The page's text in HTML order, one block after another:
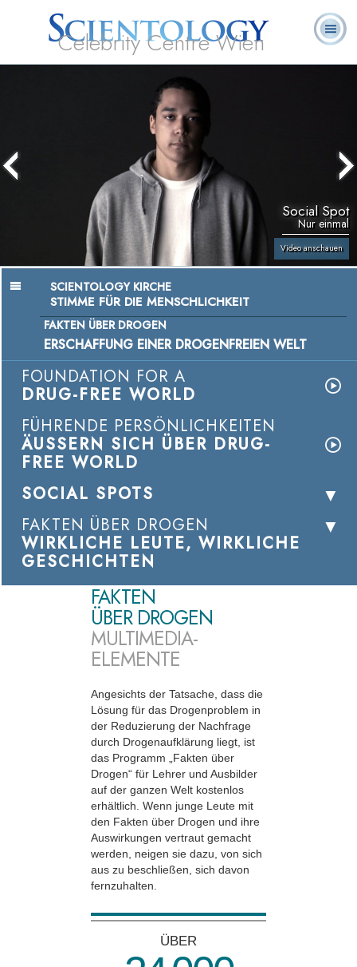
Celebrity Centre Wien
Geistliche
Social Spot
Nur einmal
Video anschauen
SCIENTOLOGY KIRCHE
STIMME FÜR DIE MENSCHLICHKEIT
FAKTEN ÜBER DROGEN
ERSCHAFFUNG EINER DROGENFREIEN WELT
FOUNDATION FOR A
DRUG-FREE WORLD
FÜHRENDE PERSÖNLICHKEITEN
ÄUSSERN SICH ÜBER DRUG-
FREE WORLD
SOCIAL SPOTS
FAKTEN ÜBER DROGEN
WIRKLICHE LEUTE, WIRKLICHE
GESCHICHTEN
FAKTEN
ÜBER DROGEN
MULTIMEDIA-
ELEMENTE
Angesichts der Tatsache, dass die
Lösung für das Drogenproblem in
der Reduzierung der Nachfrage
durch Drogenaufklärung liegt, ist
das Programm „Fakten über
Drogen“ für Lehrer und Ausbilder
auf der ganzen Welt kostenlos
erhältlich. Wenn junge Leute mit
den Fakten über Drogen und ihre
Auswirkungen vertraut gemacht
werden, neigen sie dazu, von sich
aus zu beschließen, sich davon
fernzuhalten.
ÜBER